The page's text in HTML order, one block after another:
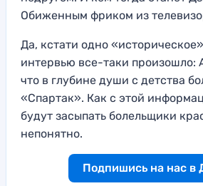
Обиженным фриком из
Да, кстати одно
интервью все-таки произошло:
что в глубине души с детства
«Спартак». Как с этой
будут засыпать болельщики
непонятно.
Подпишись на нас в